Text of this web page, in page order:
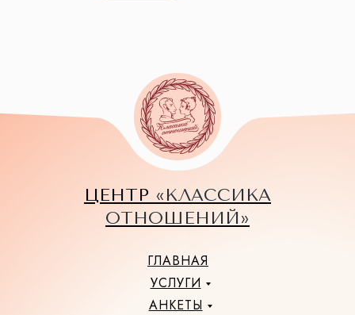
УСЛУГИ
ГЛАВНАЯ
ЦЕНТР «КЛАССИКА
ОТНОШЕНИЙ»
АНКЕТЫ